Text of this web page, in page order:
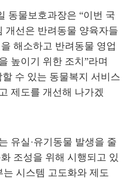
동물보호과장은 “이번 국
개선은 반려동물 양육자들
해소하고 반려동물 영업
높이기 위한 조치 ”라며
수 있는 동물복지 서비스
제도를 개선해 나가겠
유실 ·유기동물 발생을 줄
조성을 위해 시행되고 있
는 시스템 고도화와 제도